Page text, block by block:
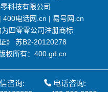
科技有限公司
| 400电话网.cn | 易号网.cn
为四零零公司注册商标
》
苏B2-20120278
权所有：400.gd.cn
咨询:
电话咨询: